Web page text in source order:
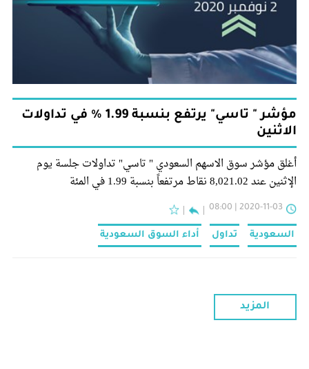
مؤشر " تاسي" يرتفع بنسبة 1.99 % في تداولات
الاثنين
أغلق مؤشر سوق الاسهم السعودي " تاسي" تداولات جلسة يوم
الإثنين عند 8,021.02 نقاط مرتفعاً بنسبة 1.99 في المئة
2020-11-03 | 08:00
السعودية تداول أداء السوق السعودية
المزيد